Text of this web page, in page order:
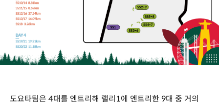
도요타팀은 4대를 엔트리해 랠리1에 엔트리한 9대 중 거의